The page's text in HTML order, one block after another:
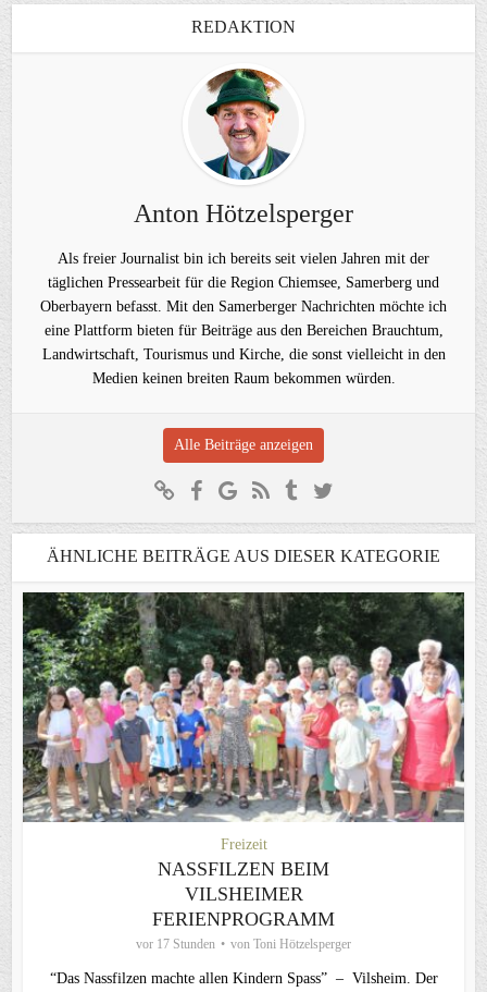
REDAKTION
Anton Hötzelsperger
Als freier Journalist bin ich bereits seit vielen Jahren mit der
täglichen Pressearbeit für die Region Chiemsee, Samerberg und
Oberbayern befasst. Mit den Samerberger Nachrichten möchte ich
eine Plattform bieten für Beiträge aus den Bereichen Brauchtum,
Landwirtschaft, Tourismus und Kirche, die sonst vielleicht in den
Medien keinen breiten Raum bekommen würden.
Alle Beiträge anzeigen
ÄHNLICHE BEITRÄGE AUS DIESER KATEGORIE
Freizeit
NASSFILZEN BEIM
VILSHEIMER
FERIENPROGRAMM
vor 17 Stunden von Toni Hötzelsperger
“Das Nassfilzen machte allen Kindern Spass” – Vilsheim. Der